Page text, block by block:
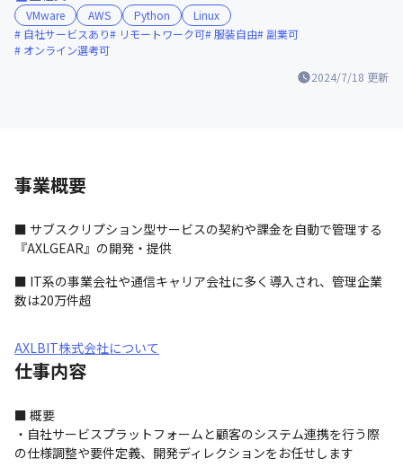
2024/7/18 更新
VMware AWS Python
Linux
自社サービスあり
リモートワーク可 服装自由
副業可
オンライン選考可
事業概要
■ サブスクリプション型サービスの契約や課金を自動で管理する
『AXLGEAR』の開発・提供
■ IT系の事業会社や通信キャリア会社に多く導入され、管理企業
数は20万件超
AXLBIT株式会社について
仕事内容
■ 概要
・自社サービスプラットフォームと顧客のシステム連携を行う際
の仕様調整や要件定義、開発ディレクションをお任せします